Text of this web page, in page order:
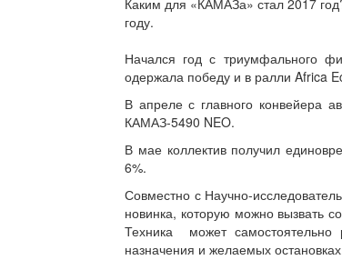
Каким для «КАМАЗа» стал 2017
году.
Начался год с триумфального
одержала победу и в ралли Africa
В апреле с главного конвейера
КАМАЗ-5490 NEO.
В мае коллектив получил
6%.
Совместно с Научно-
новинка, которую можно вызвать
Техника может самостоятельно
назначения и желаемых